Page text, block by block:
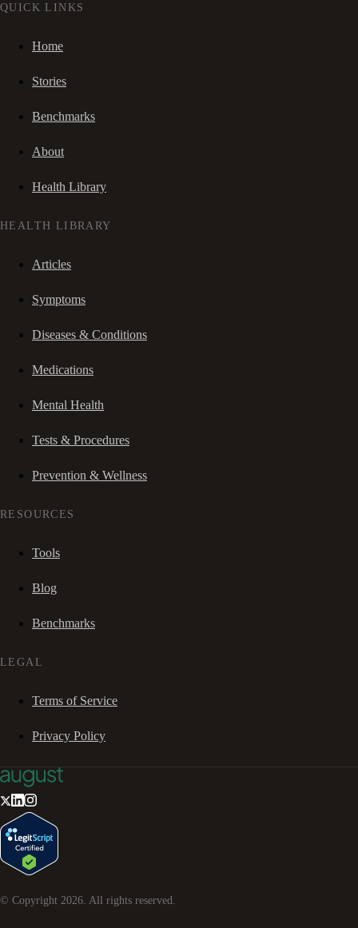
QUICK LINKS
Home
Stories
Benchmarks
About
Health Library
HEALTH LIBRARY
Articles
Symptoms
Diseases & Conditions
Medications
Mental Health
Tests & Procedures
Prevention & Wellness
RESOURCES
Tools
Blog
Benchmarks
LEGAL
Terms of Service
Privacy Policy
© Copyright 2026 . All rights reserved.